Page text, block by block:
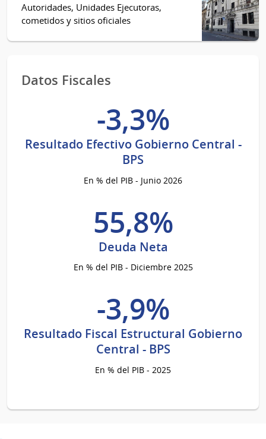
Autoridades, Unidades Ejecutoras,
cometidos y sitios oficiales
Datos Fiscales
-3,3%
Resultado Efectivo Gobierno Central -
BPS
En % del PIB - Junio 2026
55,8%
Deuda Neta
En % del PIB - Diciembre 2025
-3,9%
Resultado Fiscal Estructural Gobierno
Central - BPS
En % del PIB - 2025